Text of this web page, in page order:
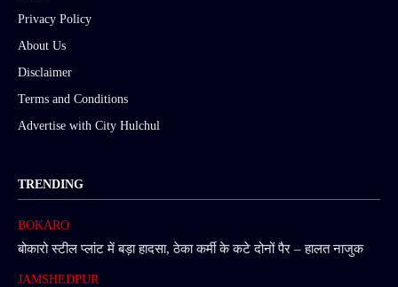
Privacy Policy
About Us
Disclaimer
Terms and Conditions
Advertise with City Hulchul
TRENDING
BOKARO
बोकारो स्टील प्लांट में बड़ा हादसा, ठेका कर्मी के कटे दोनों पैर – हालत नाजुक
JAMSHEDPUR